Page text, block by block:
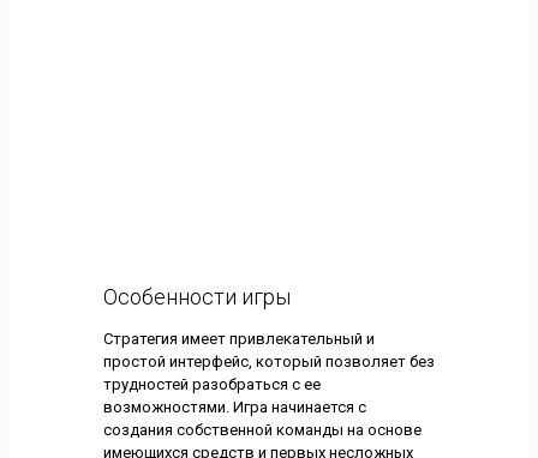
Особенности игры
Стратегия имеет привлекательный и
простой интерфейс, который позволяет без
трудностей разобраться с ее
возможностями. Игра начинается с
создания собственной команды на основе
имеющихся средств и первых несложных